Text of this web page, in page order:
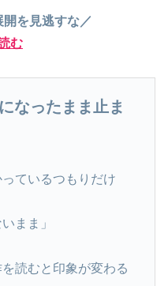
を見逃すな／
む
なったまま止ま
っているつもりだけ
まま」
読むと印象が変わる